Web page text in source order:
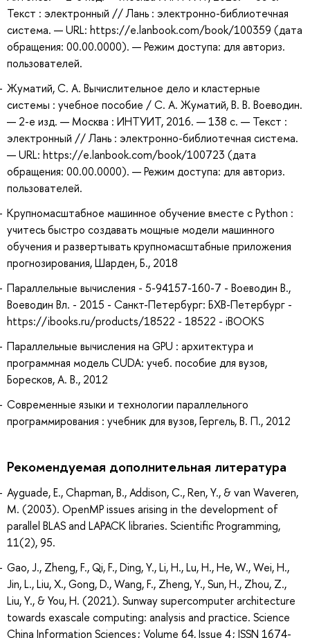
Текст : электронный // Лань : электронно-библиотечная
система. — URL: https://e.lanbook.com/book/100359 (дата
обращения: 00.00.0000). — Режим доступа: для авториз.
пользователей.
Жуматий, С. А. Вычислительное дело и кластерные
системы : учебное пособие / С. А. Жуматий, В. В. Воеводин.
— 2-е изд. — Москва : ИНТУИТ, 2016. — 138 с. — Текст :
электронный // Лань : электронно-библиотечная система.
— URL: https://e.lanbook.com/book/100723 (дата
обращения: 00.00.0000). — Режим доступа: для авториз.
пользователей.
Крупномасштабное машинное обучение вместе с Python :
учитесь быстро создавать мощные модели машинного
обучения и развертывать крупномасштабные приложения
прогнозирования, Шарден, Б., 2018
Параллельные вычисления - 5-94157-160-7 - Воеводин В.,
Воеводин Вл. - 2015 - Санкт-Петербург: БХВ-Петербург -
https://ibooks.ru/products/18522 - 18522 - iBOOKS
Параллельные вычисления на GPU : архитектура и
программная модель CUDA: учеб. пособие для вузов,
Боресков, А. В., 2012
Современные языки и технологии параллельного
программирования : учебник для вузов, Гергель, В. П., 2012
Рекомендуемая дополнительная литература
Ayguade, E., Chapman, B., Addison, C., Ren, Y., & van Waveren,
M. (2003). OpenMP issues arising in the development of
parallel BLAS and LAPACK libraries. Scientific Programming,
11(2), 95.
Gao, J., Zheng, F., Qi, F., Ding, Y., Li, H., Lu, H., He, W., Wei, H.,
Jin, L., Liu, X., Gong, D., Wang, F., Zheng, Y., Sun, H., Zhou, Z.,
Liu, Y., & You, H. (2021). Sunway supercomputer architecture
towards exascale computing: analysis and practice. Science
China Information Sciences ; Volume 64, Issue 4 ; ISSN 1674-